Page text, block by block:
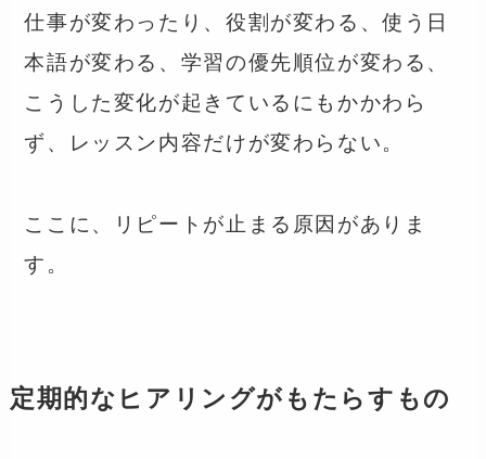
仕事が変わったり、役割が変わる、使う日
本語が変わる、学習の優先順位が変わる、
こうした変化が起きているにもかかわら
ず、レッスン内容だけが変わらない。
ここに、リピートが止まる原因がありま
す。
定期的なヒアリングがもたらすもの